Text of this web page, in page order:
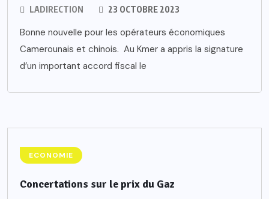
LADIRECTION 23 OCTOBRE 2023
Bonne nouvelle pour les opérateurs économiques
Camerounais et chinois. Au Kmer a appris la signature
d’un important accord fiscal le
ECONOMIE
Concertations sur le prix du Gaz